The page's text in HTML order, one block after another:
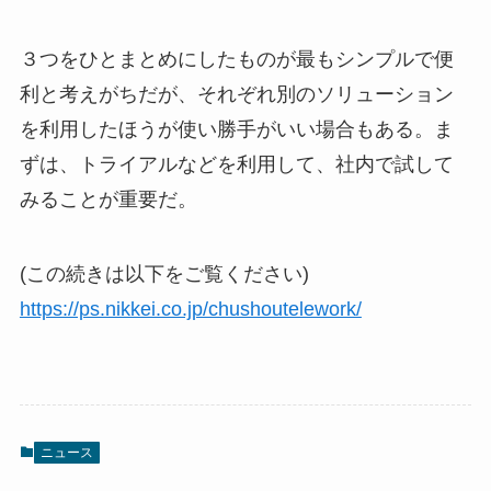
３つをひとまとめにしたものが最もシンプルで便
利と考えがちだが、それぞれ別のソリューション
を利用したほうが使い勝手がいい場合もある。ま
ずは、トライアルなどを利用して、社内で試して
みることが重要だ。
(この続きは以下をご覧ください)
https://ps.nikkei.co.jp/chushoutelework/
ニュース